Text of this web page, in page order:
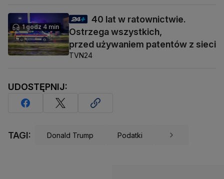
1 godz 4 min
40 lat w ratownictwie.
Ostrzega wszystkich,
przed używaniem patentów z sieci
TVN24
UDOSTĘPNIJ:
TAGI: Donald Trump Podatki